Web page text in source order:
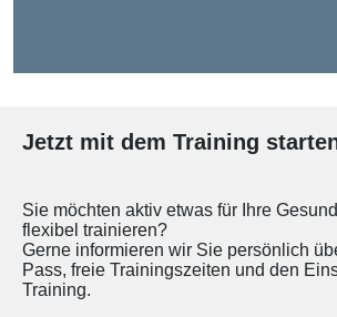
Jetzt mit dem Training
Sie möchten aktiv etwas für Ihre
flexibel trainieren?
Gerne informieren wir Sie persönlich
Pass, freie Trainingszeiten und den
Training.